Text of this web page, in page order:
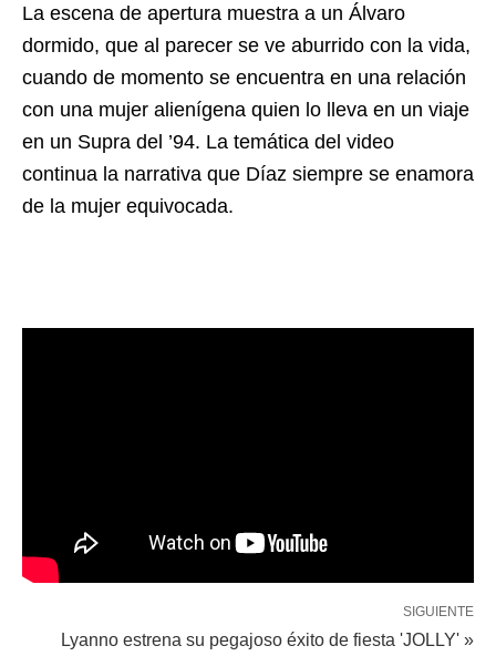
La escena de apertura muestra a un Álvaro
dormido, que al parecer se ve aburrido con la vida,
cuando de momento se encuentra en una relación
con una mujer alienígena quien lo lleva en un viaje
en un Supra del ’94. La temática del video
continua la narrativa que Díaz siempre se enamora
de la mujer equivocada.
SIGUIENTE
Lyanno estrena su pegajoso éxito de fiesta 'JOLLY' »